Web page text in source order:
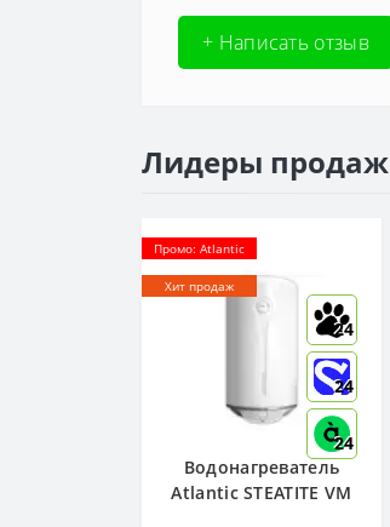
+ Написать отзыв
Лидеры продаж
Промо: Atlantic
Хит продаж
24
24
24
Водонагреватель
Atlantic STEATITE VM